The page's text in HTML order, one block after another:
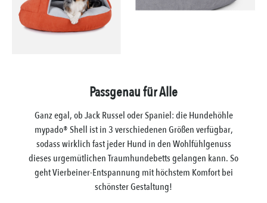
Passgenau für Alle
Ganz egal, ob Jack Russel oder Spaniel: die Hundehöhle
mypado® Shell ist in 3 verschiedenen Größen verfügbar,
sodass wirklich fast jeder Hund in den Wohlfühlgenuss
dieses urgemütlichen Traumhundebetts gelangen kann. So
geht Vierbeiner-Entspannung mit höchstem Komfort bei
schönster Gestaltung!